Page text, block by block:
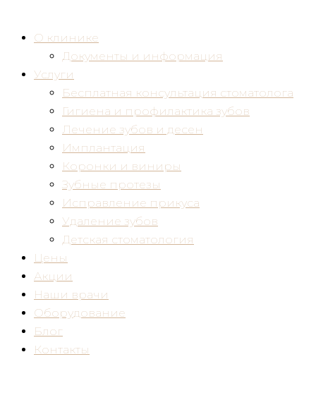
О клинике
Документы и информация
Услуги
Бесплатная консультация стоматолога
Гигиена и профилактика зубов
Лечение зубов и десен
Имплантация
Коронки и виниры
Зубные протезы
Исправление прикуса
Удаление зубов
Детская стоматология
Цены
Акции
Наши врачи
Оборудование
Блог
Контакты